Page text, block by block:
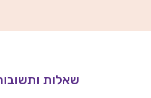
שאלות